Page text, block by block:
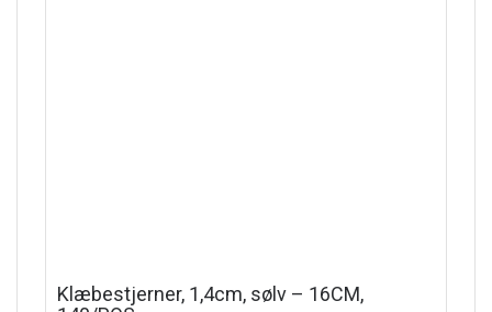
Klæbestjerner, 1,4cm, sølv – 16CM,